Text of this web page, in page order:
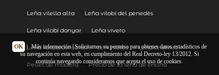
Leña vilella alta Leña vilobí del penedès
Leña vilobí donyar Leña vivero
Leña xallas comarca Leña xerta Leña órdenes
Pellet de madera Precio de la leña de encina
OK | Más información| Solicitamos su permiso para obtener datos estadísticos de
su navegación en esta web, en cumplimiento del Real Decreto-ley 13/2012. Si
continúa navegando consideramos que acepta el uso de cookies.